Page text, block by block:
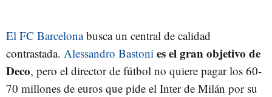
El FC Barcelonabusca un central de calidad
contrastada. Alessandro Bastoni es el gran objetivo de
Deco, pero el director de fútbol no quiere pagar los 60-
70 millones de euros que pide el Inter de Milán por su